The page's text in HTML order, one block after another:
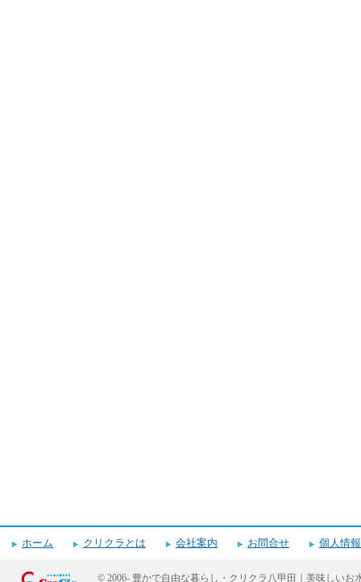
ホーム クリクラとは 会社案内 お問合せ 個人情
© 2006- 豊かで自由な暮らし・クリクラ八甲田｜美味しいお